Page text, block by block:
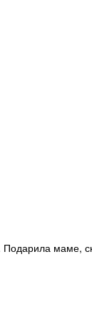
Подарила маме,